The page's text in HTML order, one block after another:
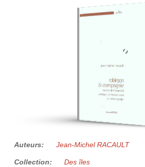
Auteurs: Jean-Michel RACAULT
Collection: Des îles